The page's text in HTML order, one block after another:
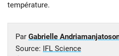
température.
Par Gabrielle
Source: IFL Science